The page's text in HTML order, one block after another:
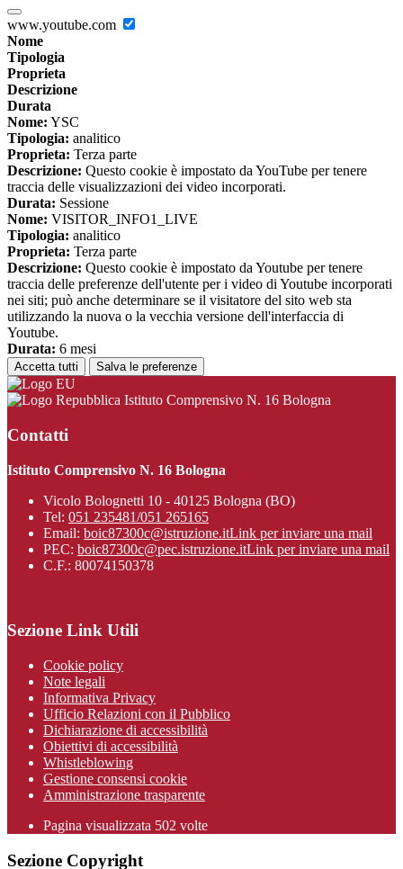
www.youtube.com
Nome
Tipologia
Proprieta
Descrizione
Durata
Nome: YSC
Tipologia: analitico
Proprieta: Terza parte
Descrizione: Questo cookie è impostato da YouTube per tenere
traccia delle visualizzazioni dei video incorporati.
Durata: Sessione
Nome: VISITOR_INFO1_LIVE
Tipologia: analitico
Proprieta: Terza parte
Descrizione: Questo cookie è impostato da Youtube per tenere
traccia delle preferenze dell'utente per i video di Youtube incorporati
nei siti; può anche determinare se il visitatore del sito web sta
utilizzando la nuova o la vecchia versione dell'interfaccia di
Youtube.
Durata: 6 mesi
Accetta tutti Salva le preferenze
Istituto Comprensivo N. 16 Bologna
Contatti
Istituto Comprensivo N. 16 Bologna
Vicolo Bolognetti 10 - 40125 Bologna (BO)
Tel: 051 235481/051 265165
Email: boic87300c@istruzione.itLink per inviare una mail
PEC: boic87300c@pec.istruzione.itLink per inviare una mail
C.F.: 80074150378
Sezione Link Utili
Cookie policy
Note legali
Informativa Privacy
Ufficio Relazioni con il Pubblico
Dichiarazione di accessibilità
Obiettivi di accessibilità
Whistleblowing
Gestione consensi cookie
Amministrazione trasparente
Pagina visualizzata 502 volte
Sezione Copyright